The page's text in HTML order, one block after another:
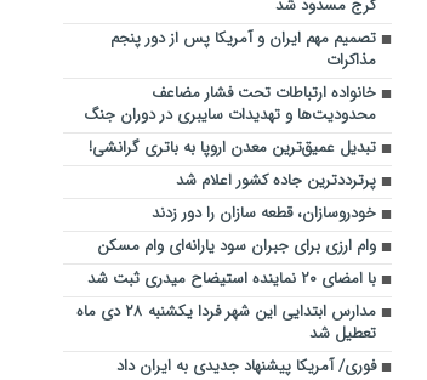
کرج مسدود شد
تصمیم مهم ایران و آمریکا پس از دور پنجم
مذاکرات
خانواده ارتباطات تحت فشار مضاعف
محدودیت‌ها و تهدیدات سایبری در دوران جنگ
تبدیل عمیق‌ترین معدن اروپا به باتری گرانشی!
پرترددترین جاده کشور اعلام شد
خودروسازان، قطعه سازان را دور زدند
وام ارزی برای جبران سود یارانه‌ای وام مسکن
با امضای ۲۰ نماینده استیضاح میدری ثبت شد
مدارس ابتدایی این شهر فردا یکشنبه ۲۸ دی ماه
تعطیل شد
فوری/ آمریکا پیشنهاد جدیدی به ایران داد